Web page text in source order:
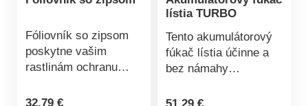
Fóliovník so zipsom
poskytne vašim
rastlinám ochranu
nepriaznivými
32,79 €
lístia TURBO
Tento akumulátorový
fúkač lístia účinne a
bez námahy
nečistoty – s